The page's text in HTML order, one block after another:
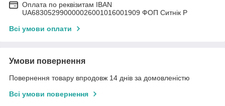
Оплата по реквізитам IBAN
UА683052990000026001016001909 ФОП Ситнік Р
Всі умови оплати
Умови повернення
Повернення товару впродовж 14 днів за домовленістю
Всі умови повернення